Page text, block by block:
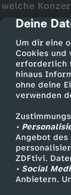
cmp-
Deine
Um dir eine
Cookies und
erforderlich
hinaus
ohne deine
verwenden
•
Angebot des
ZDFtivi.
• Social
Anbietern.